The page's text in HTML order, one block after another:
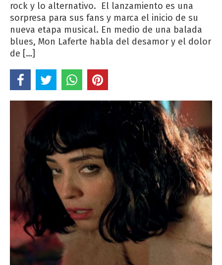
rock y lo alternativo. El lanzamiento es una
sorpresa para sus fans y marca el inicio de su
nueva etapa musical. En medio de una balada
blues, Mon Laferte habla del desamor y el dolor
de […]